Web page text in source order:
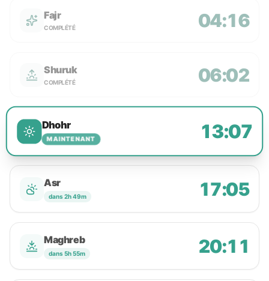
Fajr
COMPLÉTÉ 04:16
Shuruk
COMPLÉTÉ 06:02
Dhohr
MAINTENANT 13:07
Asr
dans 2h 49m 17:05
Maghreb
dans 5h 55m 20:11